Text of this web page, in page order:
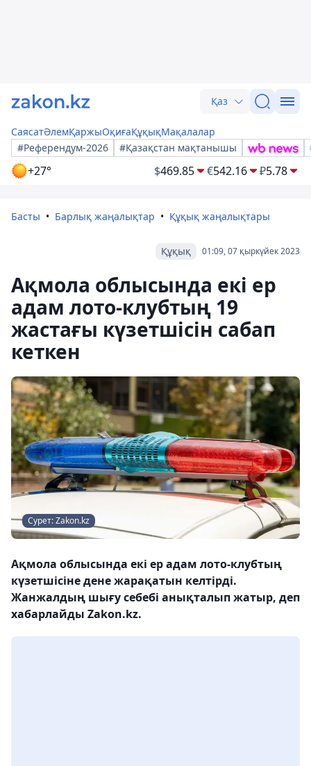
Қаз
СаясатӘлемҚаржыОқиғаҚұқықМақалалар
#Референдум-2026
#Қазақстан мақтанышы
+27° $469.85 €542.16 ₽5.78
Басты Барлық жаңалықтар Құқық жаңалықтары
01:09, 07 қыркүйек 2023
Құқық
Ақмола облысында екі ер
адам лото-клубтың 19
жастағы күзетшісін сабап
кеткен
Сурет: Zakon.kz
Ақмола облысында екі ер адам лото-клубтың
күзетшісіне дене жарақатын келтірді.
Жанжалдың шығу себебі анықталып жатыр, деп
хабарлайды Zakon.kz.